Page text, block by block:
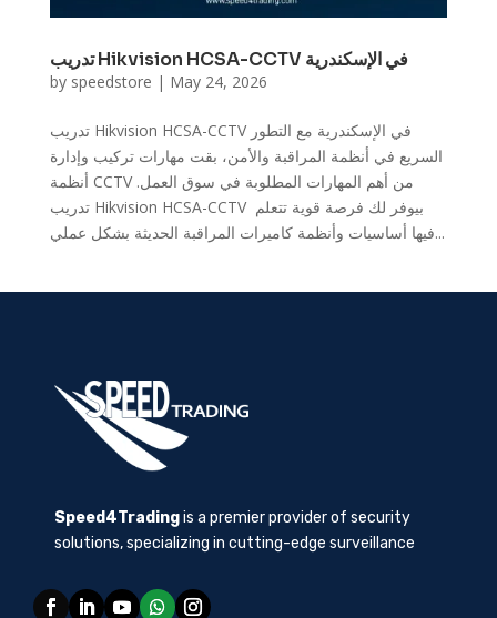
تدريب Hikvision HCSA-CCTV في الإسكندرية
by speedstore | May 24, 2026
تدريب Hikvision HCSA-CCTV في الإسكندرية مع التطور
السريع في أنظمة المراقبة والأمن، بقت مهارات تركيب وإدارة
أنظمة CCTV من أهم المهارات المطلوبة في سوق العمل.
تدريب Hikvision HCSA-CCTV بيوفر لك فرصة قوية تتعلم
فيها أساسيات وأنظمة كاميرات المراقبة الحديثة بشكل عملي...
Speed4Tradingis a premier provider of security
solutions, specializing in cutting-edge surveillance